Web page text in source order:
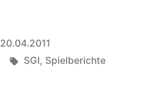
20.04.2011
Schlagwörter:
SGI, Spielberichte